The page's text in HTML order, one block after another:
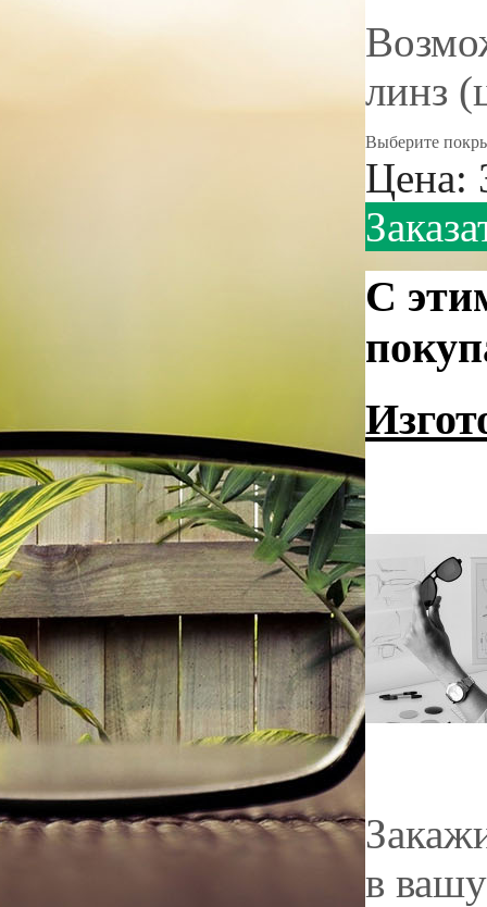
линз
Выберите
Цена:
С
в